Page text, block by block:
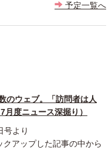
予定一覧へ
のウェブ。「訪問者は人
度ニュース深掘り）
号より
アップした記事の中から